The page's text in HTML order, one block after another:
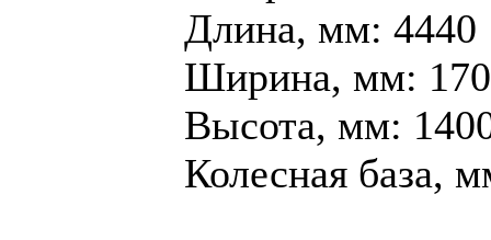
Длина, мм: 4440
Ширина, мм:
Высота, мм:
Колесная база,